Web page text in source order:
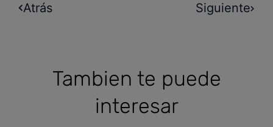
Atrás Siguiente
Tambien te puede
interesar